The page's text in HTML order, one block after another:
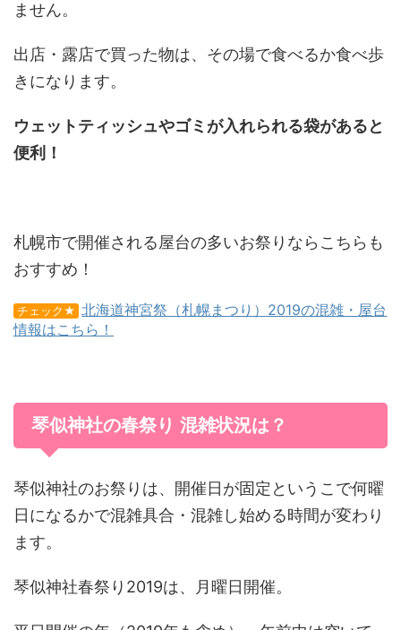
ません。
出店・露店で買った物は、その場で食べるか食べ歩
きになります。
ウェットティッシュやゴミが入れられる袋があると
便利！
札幌市で開催される屋台の多いお祭りならこちらも
おすすめ！
チェック★ 北海道神宮祭（札幌まつり）2019の混雑・屋台
情報はこちら！
琴似神社の春祭り 混雑状況は？
琴似神社のお祭りは、開催日が固定というこで何曜
日になるかで混雑具合・混雑し始める時間が変わり
ます。
琴似神社春祭り2019は、月曜日開催。